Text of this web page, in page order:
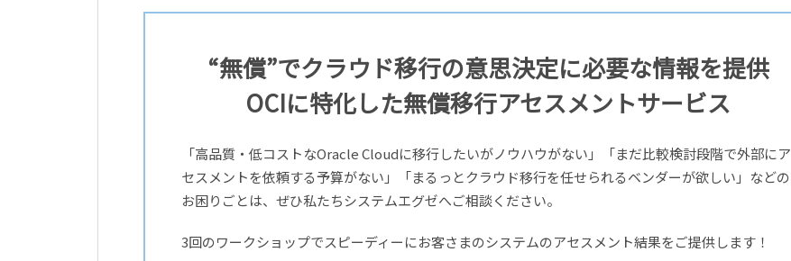
“無償”でクラウド移行の意思決定に必要な情報を提供
OCIに特化した無償移行アセスメントサービス
「高品質・低コストなOracle Cloudに移行したいがノウハウがない」「まだ比較検討段階で外部にア
セスメントを依頼する予算がない」「まるっとクラウド移行を任せられるベンダーが欲しい」などの
お困りごとは、ぜひ私たちシステムエグゼへご相談ください。
3回のワークショップでスピーディーにお客さまのシステムのアセスメント結果をご提供します！